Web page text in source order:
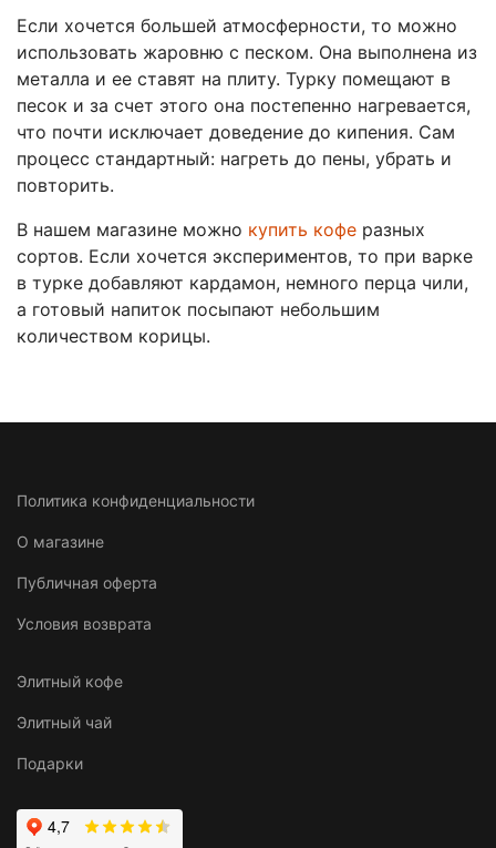
Если хочется большей атмосферности, то можно
использовать жаровню с песком. Она выполнена из
металла и ее ставят на плиту. Турку помещают в
песок и за счет этого она постепенно нагревается,
что почти исключает доведение до кипения. Сам
процесс стандартный: нагреть до пены, убрать и
повторить.
В нашем магазине можно купить кофе разных
сортов. Если хочется экспериментов, то при варке
в турке добавляют кардамон, немного перца чили,
а готовый напиток посыпают небольшим
количеством корицы.
Политика конфиденциальности
О магазине
Публичная оферта
Условия возврата
Элитный кофе
Элитный чай
Подарки